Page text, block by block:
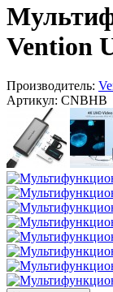
Vention
Производитель:
Артикул: CNBHB